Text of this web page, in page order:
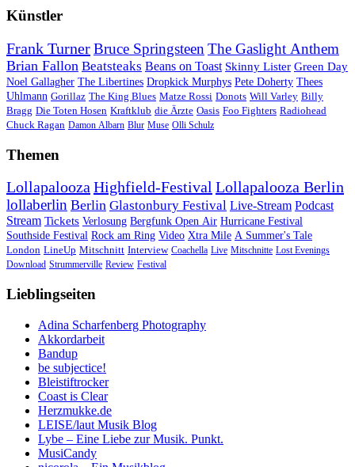
Künstler
Frank TurnerBruce Springsteen The Gaslight Anthem
Brian Fallon Beatsteaks Beans on Toast Skinny Lister Green Day
Noel Gallagher The Libertines Dropkick Murphys Pete Doherty Thees
Uhlmann Gorillaz The King Blues Matze Rossi Donots Will Varley Billy
Bragg Die Toten Hosen Kraftklub die Ärzte Oasis Foo Fighters Radiohead
Chuck Ragan Damon Albarn Blur Muse Olli Schulz
Themen
Lollapalooza Highfield-Festival Lollapalooza Berlin
lollaberlin Berlin Glastonbury Festival Live-Stream Podcast
Stream Tickets Verlosung Bergfunk Open Air Hurricane Festival
Southside Festival Rock am Ring Video Xtra Mile A Summer's Tale
London LineUp Mitschnitt Interview Coachella Live Mitschnitte Lost Evenings
Download Strummerville Review Festival
Lieblingseiten
Adina Scharfenberg Photography
Akkordarbeit
Bandup
be subjectice!
Bleistiftrocker
Coast is Clear
Herzmukke.de
LEISE/laut Musik Blog
Lybe – Eine Liebe zur Musik. Punkt.
MusiCandy